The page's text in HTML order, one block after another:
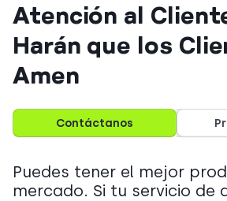
Atención al
Harán que los
Amen
Contáctanos
Puedes tener el mejor
mercado. Si tu servicio de